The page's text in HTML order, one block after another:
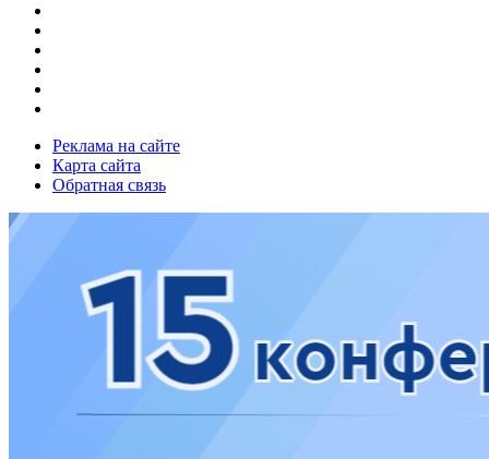
Реклама на сайте
Карта сайта
Обратная связь